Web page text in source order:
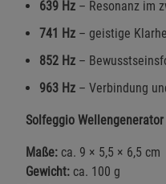
639 Hz – Resonanz im
741 Hz – geistige
852 Hz –
963 Hz – Verbindung
Solfeggio
Maße: ca. 9 × 5,5 × 6,5 cm
Gewicht: ca. 100 g